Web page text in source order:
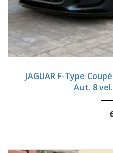
JAGUAR F-Type
Aut. 8